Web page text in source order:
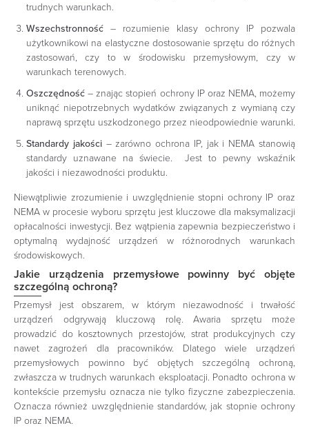
trudnych warunkach.
Wszechstronność – rozumienie klasy ochrony IP pozwala
użytkownikowi na elastyczne dostosowanie sprzętu do różnych
zastosowań, czy to w środowisku przemysłowym, czy w
warunkach terenowych.
Oszczędność – znając stopień ochrony IP oraz NEMA, możemy
uniknąć niepotrzebnych wydatków związanych z wymianą czy
naprawą sprzętu uszkodzonego przez nieodpowiednie warunki.
Standardy jakości– zarówno ochrona IP, jak i NEMA stanowią
standardy uznawane na świecie. Jest to pewny wskaźnik
jakości i niezawodności produktu.
Niewątpliwie zrozumienie i uwzględnienie stopni ochrony IP oraz
NEMA w procesie wyboru sprzętu jest kluczowe dla maksymalizacji
opłacalności inwestycji. Bez wątpienia zapewnia bezpieczeństwo i
optymalną wydajność urządzeń w różnorodnych warunkach
środowiskowych.
Jakie urządzenia przemysłowe powinny być objęte
szczególną ochroną?
Przemysł jest obszarem, w którym niezawodność i trwałość
urządzeń odgrywają kluczową rolę. Awaria sprzętu może
prowadzić do kosztownych przestojów, strat produkcyjnych czy
nawet zagrożeń dla pracowników. Dlatego wiele urządzeń
przemysłowych powinno być objętych szczególną ochroną,
zwłaszcza w trudnych warunkach eksploatacji. Ponadto ochrona w
kontekście przemysłu oznacza nie tylko fizyczne zabezpieczenia.
Oznacza również uwzględnienie standardów, jak stopnie ochrony
IP oraz NEMA.